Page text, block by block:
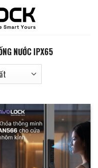
NƯỚC IPX65